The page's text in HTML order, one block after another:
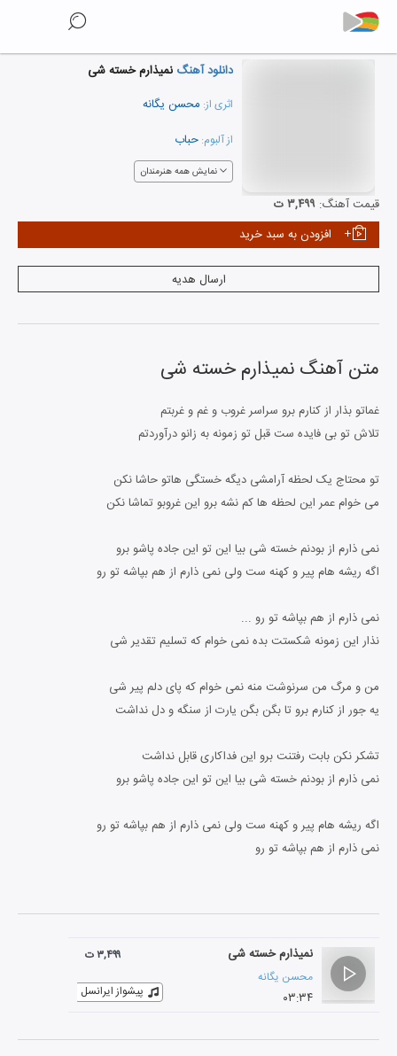
دانلود آهنگ نمیذارم خسته شی
اثری از: محسن یگانه
از آلبوم: حباب
نمایش همه هنرمندان
قیمت آهنگ: ۳,۴۹۹ ت
افزودن به سبد خرید
ارسال هدیه
متن آهنگ نمیذارم خسته شی
غماتو بذار از کنارم برو سراسر غروب و غم و غربتم
تلاش تو بی فایده ست قبل تو زمونه به زانو درآوردتم
تو محتاج یک لحظه آرامشی دیگه خستگی هاتو حاشا نکن
می خوام عمر این لحظه ها کم نشه برو این غروبو تماشا نکن
نمی ذارم از بودنم خسته شی بیا این تو این جاده پاشو برو
اگه ریشه هام پیر و کهنه ست ولی نمی ذارم از هم بپاشه تو رو
نمی ذارم از هم بپاشه تو رو ...
نذار این زمونه شکستت بده نمی خوام که تسلیم تقدیر شی
من و مرگ من سرنوشت منه نمی خوام که پای دلم پیر شی
یه جور از کنارم برو تا بگن بگن یارت از سنگه و دل نداشت
تشکر نکن بابت رفتنت برو این فداکاری قابل نداشت
نمی ذارم از بودنم خسته شی بیا این تو این جاده پاشو برو
اگه ریشه هام پیر و کهنه ست ولی نمی ذارم از هم بپاشه تو رو
نمی ذارم از هم بپاشه تو رو
نمیذارم خسته شی
محسن یگانه
۰۳:۳۴
۳,۴۹۹ ت
پیشواز ایرانسل